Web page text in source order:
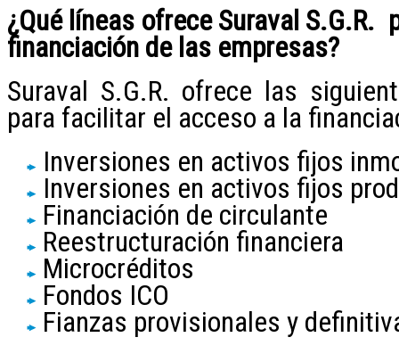
¿Qué líneas ofrece Suraval
financiación de las empresas?
Suraval S.G.R. ofrece las
para facilitar el acceso a la
Inversiones en activos fijos
Inversiones en activos fijos
Financiación de circulante
Reestructuración financiera
Microcréditos
Fondos ICO
Fianzas provisionales y